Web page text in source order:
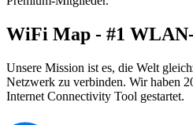
WiFi Map - #1
Unsere Mission ist es, die Welt
Netzwerk zu verbinden. Wir haben
Internet Connectivity Tool gestartet.